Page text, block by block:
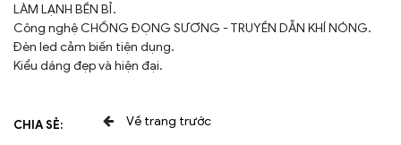
LÀM LẠNH BỀN BỈ.
Công nghệ CHỐNG ĐỌNG SƯƠNG - TRUYỀN DẪN KHÍ NÓNG.
Đèn led cảm biến tiện dụng.
Kiểu dáng đẹp và hiện đại.
CHIA SẺ: